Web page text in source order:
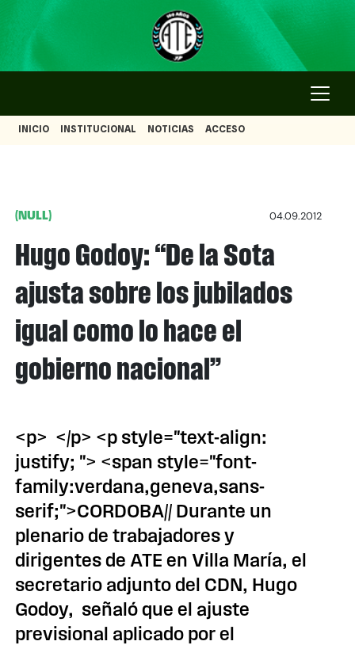
INICIO INSTITUCIONAL NOTICIAS ACCESO
(NULL) 04.09.2012
Hugo Godoy: “De la Sota
ajusta sobre los jubilados
igual como lo hace el
gobierno nacional”
<p> </p> <p style="text-align:
justify; "> <span style="font-
family:verdana,geneva,sans-
serif;">CORDOBA// Durante un
plenario de trabajadores y
dirigentes de ATE en Villa María, el
secretario adjunto del CDN, Hugo
Godoy, señaló que el ajuste
previsional aplicado por el